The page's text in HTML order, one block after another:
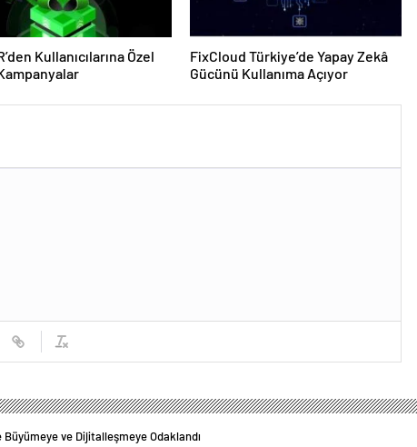
Kullanıcılarına Özel
FixCloud Türkiye’de Yapay Zekâ
Gücünü Kullanıma Açıyor
Büyümeye ve Dijitalleşmeye Odaklandı